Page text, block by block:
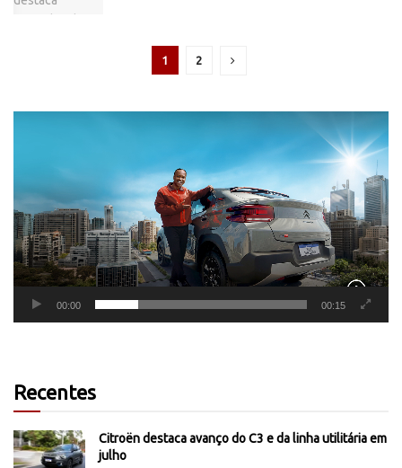
1 2
00:00 00:15
Recentes
Citroën destaca avanço do C3 e da linha utilitária em
julho